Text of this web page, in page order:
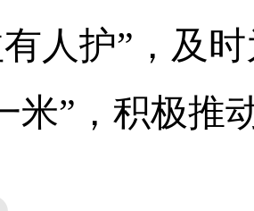
人护”，及
米”，积极